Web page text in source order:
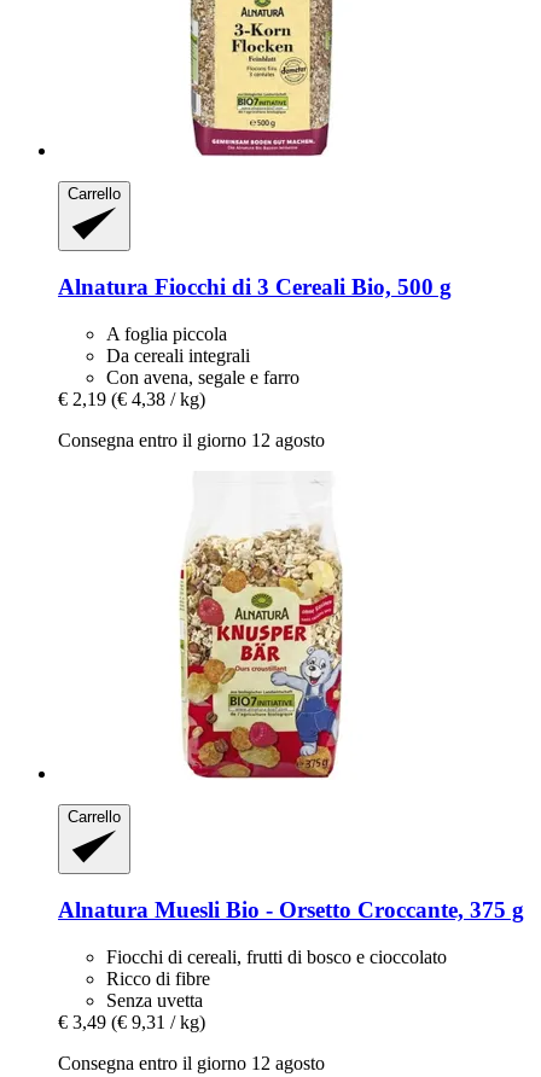
Carrello
Alnatura Fiocchi di 3 Cereali Bio, 500 g
A foglia piccola
Da cereali integrali
Con avena, segale e farro
€ 2,19 (€ 4,38 / kg)
Consegna entro il giorno 12 agosto
Carrello
Alnatura Muesli Bio -​ Orsetto Croccante, 375 g
Fiocchi di cereali, frutti di bosco e cioccolato
Ricco di fibre
Senza uvetta
€ 3,49 (€ 9,31 / kg)
Consegna entro il giorno 12 agosto